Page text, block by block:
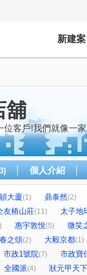
新建案
舖
位客戶!我們就像一
個人介紹
大廈(1) 鼎泰然(2)
友樁山莊(11)
太子地
惠宇敦悅(5)
微笑
之頌(2) 大毅京都(1)
市政1號院(7)
市政寶
全國派(4)
狀元甲天下